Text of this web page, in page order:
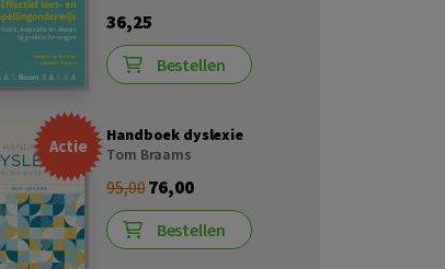
36,25
Bestellen
Actie
Handboek dyslexie
Tom Braams
95,0076,00
Bestellen